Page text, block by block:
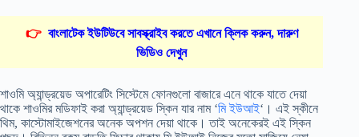
👉 বাংলাটেক ইউটিউবে সাবস্ক্রাইব করতে এখানে ক্লিক করুন, দারুণ
ভিডিও দেখুন
শাওমি অ্যান্ড্রয়েড অপারেটিং সিস্টেমে ফোনগুলো বাজারে এনে থাকে যাতে দেয়া
থাকে শাওমির মডিফাই করা অ্যান্ড্রয়েড স্কিন যার নাম ‘মি ইউআই‘। এই স্কীনে
থিম, কাস্টোমাইজেশনের অনেক অপশন দেয়া থাকে। তাই অনেকেরই এই স্কিন